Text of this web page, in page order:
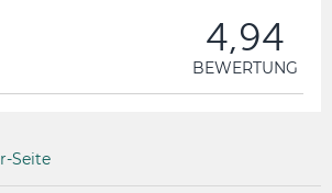
4,94
BEWERTUNG
Seite